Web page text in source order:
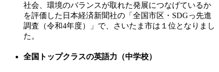
社会、環境のバランスが取れた発展につなげているか
を評価した日本経済新聞社の「全国市区・SDGっ先進
調査（令和4年度）」で、さいたま市は１位となりまし
た。
全国トップクラスの英語力（中学校）